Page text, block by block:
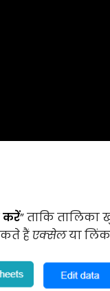
करें” ताकि तालिका
हैंएक्सेलया